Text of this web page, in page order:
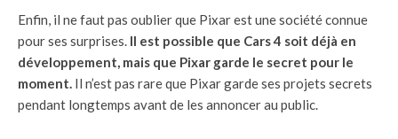
Enfin, il ne faut pas oublier que Pixar est une société connue
pour ses surprises. Il est possible que Cars 4 soit déjà en
développement, mais que Pixar garde le secret pour le
moment. Il n’est pas rare que Pixar garde ses projets secrets
pendant longtemps avant de les annoncer au public.